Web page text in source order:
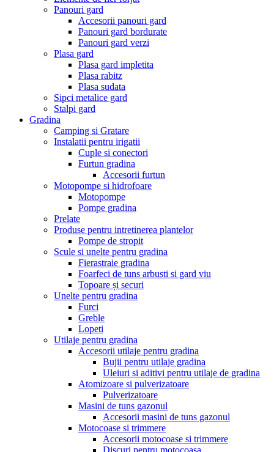
Panouri gard
Accesorii panouri gard
Panouri gard bordurate
Panouri gard verzi
Plasa gard
Plasa gard impletita
Plasa rabitz
Plasa sudata
Sipci metalice gard
Stalpi gard
Gradina
Camping si Gratare
Instalatii pentru irigatii
Cuple si conectori
Furtun gradina
Accesorii furtun
Motopompe si hidrofoare
Motopompe
Pompe gradina
Prelate
Produse pentru intretinerea plantelor
Pompe de stropit
Scule si unelte pentru gradina
Fierastraie gradina
Foarfeci de tuns arbusti si gard viu
Topoare și securi
Unelte pentru gradina
Furci
Greble
Lopeti
Utilaje pentru gradina
Accesorii utilaje pentru gradina
Bujii pentru utilaje gradina
Uleiuri si aditivi pentru utilaje de gradina
Atomizoare si pulverizatoare
Pulverizatoare
Masini de tuns gazonul
Accesorii masini de tuns gazonul
Motocoase si trimmere
Accesorii motocoase si trimmere
Discuri pentru motocoasa